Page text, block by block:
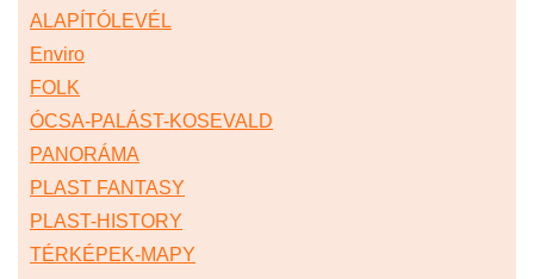
ALAPÍTÓLEVÉL
Enviro
FOLK
ÓCSA-PALÁST-KOSEVALD
PANORÁMA
PLAST FANTASY
PLAST-HISTORY
TÉRKÉPEK-MAPY